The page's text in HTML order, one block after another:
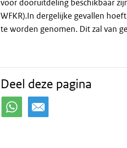
voor dooruitdeling beschikbaar
WFKR).In dergelijke gevallen
te worden genomen. Dit zal van
Deel deze pagina